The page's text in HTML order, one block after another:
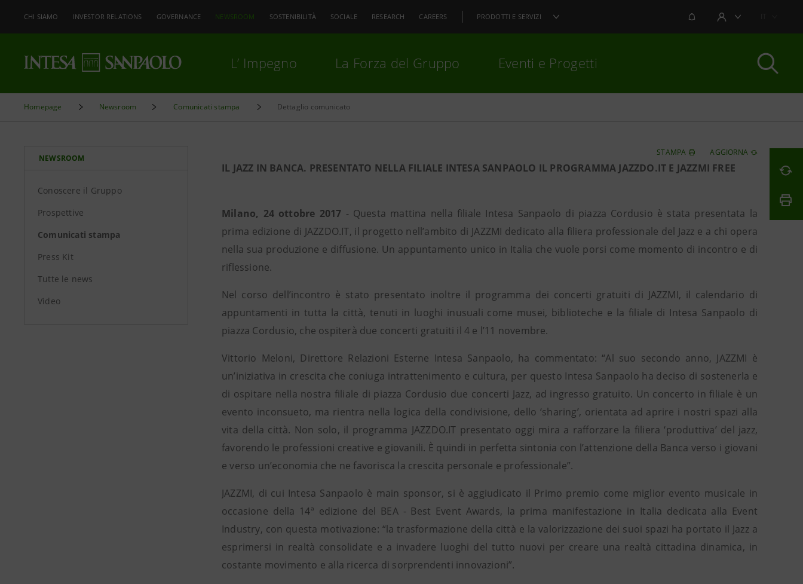
CHI SIAMO INVESTOR RELATIONS GOVERNANCE NEWSROOM SOSTENIBILITÀ SOCIALE RESEARCH CAREERS PRODOTTI E SERVIZI NOTIFICHEAREA UTENTE
L’ Impegno La Forza del Gruppo Eventi e Progetti
Homepage Newsroom Comunicati stampa Dettaglio comunicato
NEWSROOM
Conoscere il Gruppo
Prospettive
Comunicati stampa
Press Kit
Tutte le news
Video
STAMPA AGGIORNA
IL JAZZ IN BANCA. PRESENTATO NELLA FILIALE INTESA SANPAOLO IL PROGRAMMA JAZZDO.IT E JAZZMI FREE
Milano, 24 ottobre 2017 - Questa mattina nella filiale Intesa Sanpaolo di piazza Cordusio è stata presentata la
prima edizione di JAZZDO.IT, il progetto nell’ambito di JAZZMI dedicato alla filiera professionale del Jazz e a chi opera
nella sua produzione e diffusione. Un appuntamento unico in Italia che vuole porsi come momento di incontro e di
riflessione.
Nel corso dell’incontro è stato presentato inoltre il programma dei concerti gratuiti di JAZZMI, il calendario di
appuntamenti in tutta la città, tenuti in luoghi inusuali come musei, biblioteche e la filiale di Intesa Sanpaolo di
piazza Cordusio, che ospiterà due concerti gratuiti il 4 e l’11 novembre.
Vittorio Meloni, Direttore Relazioni Esterne Intesa Sanpaolo, ha commentato: “Al suo secondo anno, JAZZMI è
un’iniziativa in crescita che coniuga intrattenimento e cultura, per questo Intesa Sanpaolo ha deciso di sostenerla e
di ospitare nella nostra filiale di piazza Cordusio due concerti Jazz, ad ingresso gratuito. Un concerto in filiale è un
evento inconsueto, ma rientra nella logica della condivisione, dello ‘sharing’, orientata ad aprire i nostri spazi alla
vita della città. Non solo, il programma JAZZDO.IT presentato oggi mira a rafforzare la filiera ‘produttiva’ del jazz,
favorendo le professioni creative e giovanili. È quindi in perfetta sintonia con l’attenzione della Banca verso i giovani
e verso un’economia che ne favorisca la crescita personale e professionale”.
JAZZMI, di cui Intesa Sanpaolo è main sponsor, si è aggiudicato il Primo premio come miglior evento musicale in
occasione della 14ª edizione del BEA - Best Event Awards, la prima manifestazione in Italia dedicata alla Event
Industry, con questa motivazione: “la trasformazione della città e la valorizzazione dei suoi spazi ha portato il Jazz a
esprimersi in realtà consolidate e a invadere luoghi del tutto nuovi per creare una realtà cittadina dinamica, in
costante movimento e alla ricerca di sorprendenti innovazioni”.